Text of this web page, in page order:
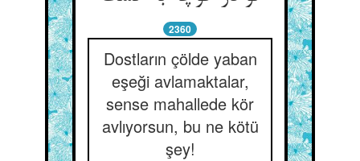
2360
Dostların çölde yaban
eşeği avlamaktalar,
sense mahallede kör
avlıyorsun, bu ne kötü
şey!